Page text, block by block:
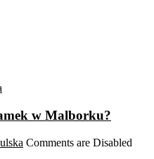
w Malborku?
Comments are Disabled